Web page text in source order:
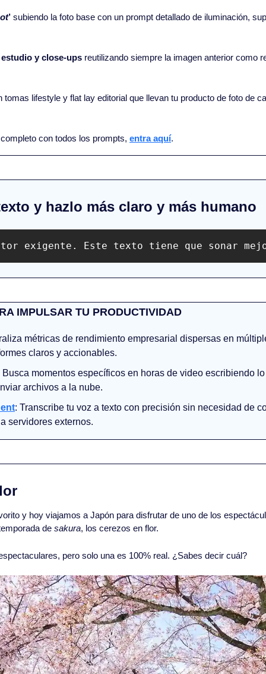
’ subiendo la foto base con un prompt detallado de iluminación,
y close-ups reutilizando siempre la imagen anterior como
tomas lifestyle y flat lay editorial que llevan tu producto de foto de
con todos los prompts, entra aquí.
y hazlo más claro y más humano
exigente. Este texto tiene que sonar
IMPULSAR TU PRODUCTIVIDAD
métricas de rendimiento empresarial dispersas en
claros y accionables.
Busca momentos específicos en horas de video escribiendo
archivos a la nube.
: Transcribe tu voz a texto con precisión sin necesidad de
servidores externos.
y hoy viajamos a Japón para disfrutar de uno de los
de sakura, los cerezos en flor.
pero solo una es 100% real. ¿Sabes decir cuál?